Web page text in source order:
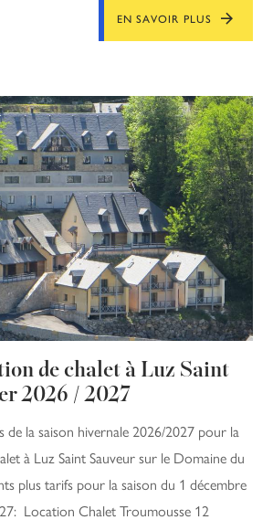
EN SAVOIR PLUS
de chalet à Luz Saint
2026 / 2027
de la saison hivernale 2026/2027 pour la
à Luz Saint Sauveur sur le Domaine du
plus tarifs pour la saison du 1 décembre
Location Chalet Troumousse 12